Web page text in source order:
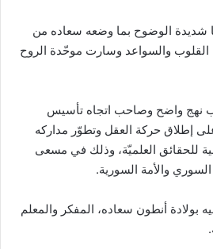
شديدة الوضوح بما وضعه سعاده من
والسواعد وسارت موحّدة الروح
نهج واضح وصاحب اتجاه تأسيس
على إطلاق حركة العقل وتطوّر مداركه
للحقائق العلميّة، وذلك في مسعى
والأمة السورية.
بولادة أنطون سعاده، المفكر والمعلم